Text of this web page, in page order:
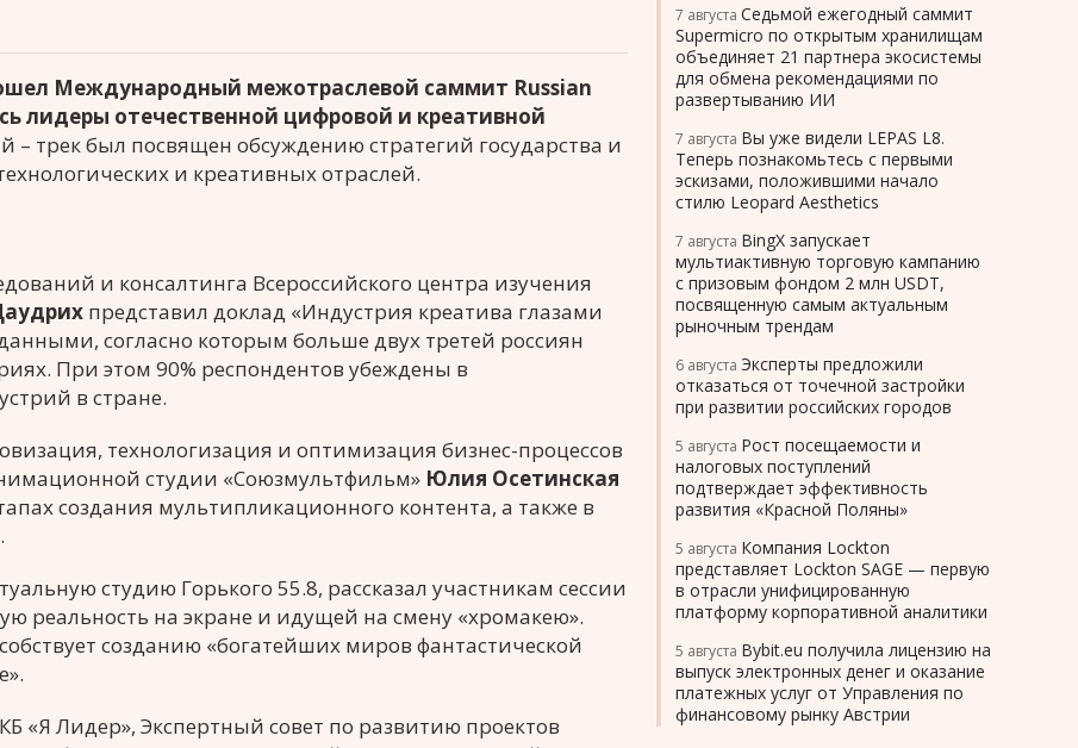
Международный межотраслевой саммит Russian
лидеры отечественной цифровой и креативной
– трек был посвящен обсуждению стратегий государства и
и креативных отраслей.
и консалтинга Всероссийского центра изучения
представил доклад «Индустрия креатива глазами
согласно которым больше двух третей россиян
При этом 90% респондентов убеждены в
в стране.
технологизация и оптимизация бизнес-процессов
студии «Союзмультфильм» Юлия Осетинская
создания мультипликационного контента, а также в
студию Горького 55.8, рассказал участникам сессии
реальность на экране и идущей на смену «хромакею».
созданию «богатейших миров фантастической
«Я Лидер», Экспертный совет по развитию проектов
7 августа Седьмой ежегодный саммит
Supermicro по открытым хранилищам
объединяет 21 партнера экосистемы
для обмена рекомендациями по
развертыванию ИИ
7 августа Вы уже видели LEPAS L8.
Теперь познакомьтесь с первыми
эскизами, положившими начало
стилю Leopard Aesthetics
7 августа BingX запускает
мультиактивную торговую кампанию
с призовым фондом 2 млн USDT,
посвященную самым актуальным
рыночным трендам
6 августа Эксперты предложили
отказаться от точечной застройки
при развитии российских городов
5 августа Рост посещаемости и
налоговых поступлений
подтверждает эффективность
развития «Красной Поляны»
5 августа Компания Lockton
представляет Lockton SAGE — первую
в отрасли унифицированную
платформу корпоративной аналитики
5 августа Bybit.eu получила лицензию на
выпуск электронных денег и оказание
платежных услуг от Управления по
финансовому рынку Австрии